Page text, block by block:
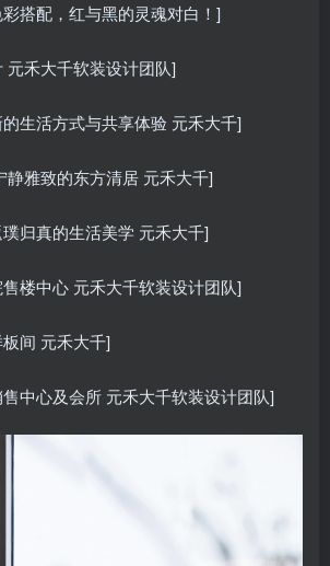
搭配，红与黑的灵魂对白！]
元禾大千软装设计团队]
生活方式与共享体验 元禾大千]
静雅致的东方清居 元禾大千]
归真的生活美学 元禾大千]
楼中心 元禾大千软装设计团队]
间 元禾大千]
中心及会所 元禾大千软装设计团队]